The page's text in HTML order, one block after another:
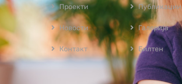
Проекти Публикации
Новости Галерија
Контакт Билтен